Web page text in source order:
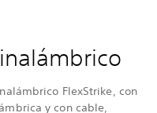
FlexStrike, con
y con cable,